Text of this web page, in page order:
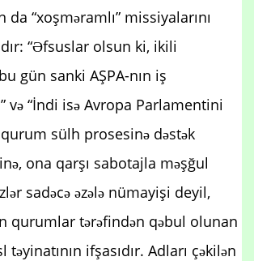
da “xoşməramlı” missiyalarını
“Əfsuslar olsun ki, ikili
gün sanki AŞPA-nın iş
və “İndi isə Avropa Parlamentini
sülh prosesinə dəstək
ona qarşı sabotajla məşğul
sadəcə əzələ nümayişi deyil,
qurumlar tərəfindən qəbul olunan
təyinatının ifşasıdır. Adları çəkilən